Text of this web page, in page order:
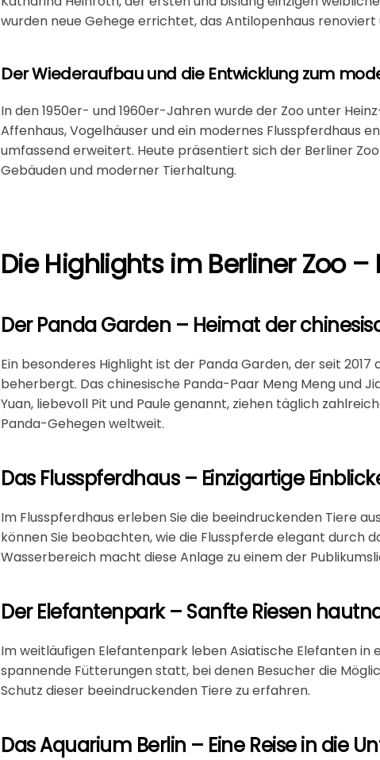
wurden neue Gehege errichtet, das Antilopenhaus
Der Wiederaufbau und die Entwicklung zum
In den 1950er- und 1960er-Jahren wurde der Zoo unter
Affenhaus, Vogelhäuser und ein modernes Flusspferdhaus
umfassend erweitert. Heute präsentiert sich der Berliner
Gebäuden und moderner Tierhaltung.
Die Highlights im Berliner Zoo
Der Panda Garden – Heimat der
Ein besonderes Highlight ist der Panda Garden, der seit 2017
beherbergt. Das chinesische Panda-Paar Meng Meng und
Yuan, liebevoll Pit und Paule genannt, ziehen täglich
Panda-Gehegen weltweit.
Das Flusspferdhaus – Einzigartige
Im Flusspferdhaus erleben Sie die beeindruckenden Tiere
können Sie beobachten, wie die Flusspferde elegant durch
Wasserbereich macht diese Anlage zu einem der
Der Elefantenpark – Sanfte Riesen
Im weitläufigen Elefantenpark leben Asiatische Elefanten
spannende Fütterungen statt, bei denen Besucher die
Schutz dieser beeindruckenden Tiere zu erfahren.
Das Aquarium Berlin – Eine Reise in die